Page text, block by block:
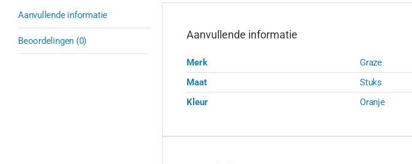
Aanvullende informatie
Beoordelingen (0) Aanvullende informatie
Merk
Graze
Maat
Stuks
Kleur
Oranje